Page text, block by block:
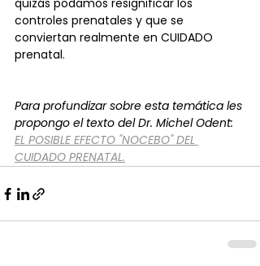
quizás podamos resignificar los
controles prenatales y que se
conviertan realmente en CUIDADO
prenatal.
Para profundizar sobre esta temática les
propongo el texto del Dr. Michel Odent:
EL POSIBLE EFECTO "NOCEBO" DEL
CUIDADO PRENATAL.